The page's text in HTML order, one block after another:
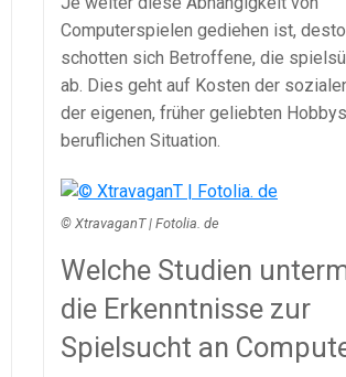
Computerspielen gediehen ist,
schotten sich Betroffene, die
ab. Dies geht auf Kosten der
der eigenen, früher geliebten
beruflichen Situation.
© XtravaganT | Fotolia. de
Welche Studien
die Erkenntnisse zur
Spielsucht an